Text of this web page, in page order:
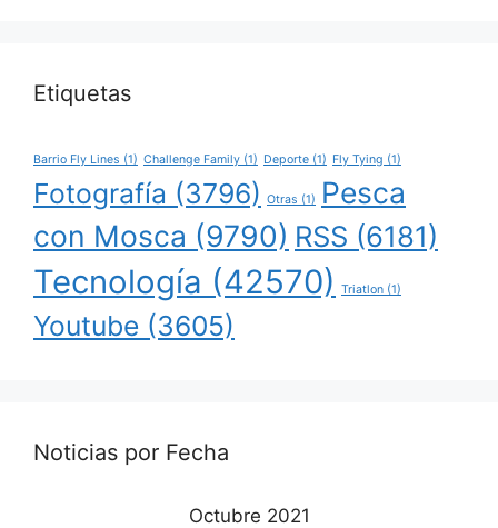
Etiquetas
Barrio Fly Lines (1) Challenge Family (1) Deporte (1) Fly Tying (1)
Fotografía (3796) Otras (1)
Pesca
con Mosca (9790) RSS (6181)
Tecnología (42570) Triatlon (1)
Youtube (3605)
Noticias por Fecha
Octubre 2021